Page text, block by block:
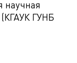
научная
(КГАУК ГУНБ